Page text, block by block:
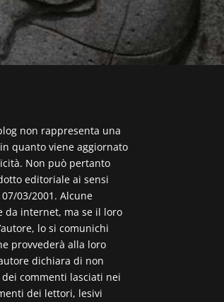
non rappresenta una
quanto viene aggiornato
Non può pertanto
editoriale ai sensi
03/2001. Alcune
da internet, ma se il loro
lo si comunichi
provvederà alla loro
dichiara di non
commenti lasciati nei
dei lettori, lesivi